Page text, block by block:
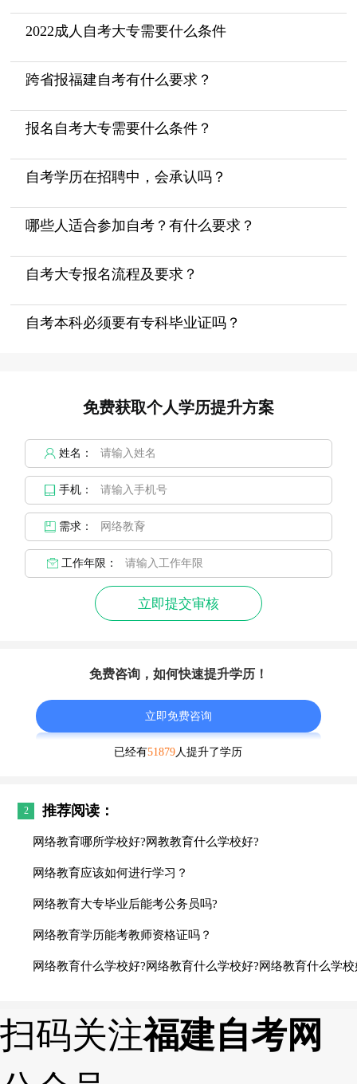
2022成人自考大专需要什么条件
跨省报福建自考有什么要求？
报名自考大专需要什么条件？
自考学历在招聘中，会承认吗？
哪些人适合参加自考？有什么要求？
自考大专报名流程及要求？
自考本科必须要有专科毕业证吗？
免费获取个人学历提升方案
姓名：
手机：
需求：
工作年限：
立即提交审核
免费咨询，如何快速提升学历！
立即免费咨询
已经有51879 人提升了学历
2 推荐阅读：
网络教育哪所学校好?网教教育什么学校好?
网络教育应该如何进行学习？
网络教育大专毕业后能考公务员吗?
网络教育学历能考教师资格证吗？
网络教育什么学校好?网络教育什么学校好?网络教育什么学
扫码关注福建自考网